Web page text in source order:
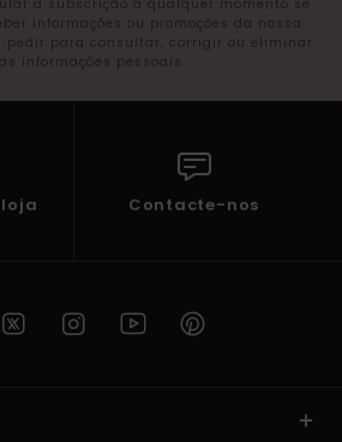
a subscrição a qualquer momento se
informações ou promoções da nossa
pedir para consultar, corrigir ou eliminar
informações pessoais.
Contacte-nos